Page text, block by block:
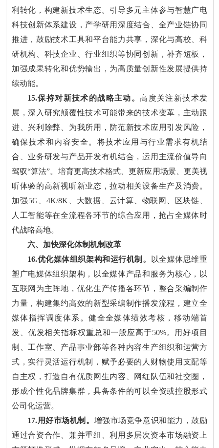
利转化，构建新技术生态。引导多元主体参与智慧广电
科技创新体系建设，产学研用深度结合、全产业链协同
推进，鼓励技术工具和平台能力共享，深化与高校、科
研机构、科技企业、行业组织等协同创新，补齐短板，
加强成果转化和优势输出，为高质量创新性发展提供持
续动能。
15.保持对新技术的战略主动。高度关注新技术发
展，深入研究颠覆性技术可能带来的技术变革，主动跟
进、兴利除弊、为我所用，防范新技术应用引发风险，
确保技术和内容安全。将技术应用与行业需求有机结
合、业务研发与产品开发有机结合，运用主流价值导向
驾驭“算法”。培育更高技术格式、更新应用场景、更美视
听体验的高新视听新业态，拉动相关设备生产及消费。
加强5G、4K/8K、大数据、云计算、物联网、区块链、
人工智能等在全流程各环节的综合应用，抢占全媒体时
代战略高地。
六、加快深化体制机制改革
16.优化媒体组织架构和运行机制。
以全媒体思维重
塑广电媒体组织架构，以全媒体产品和服务为核心，以
互联网为主阵地，优化生产传播各环节，整合采编制作
力量，构建集约高效的新型采编制作播发流程，建立全
媒体指挥调度体系。健全全媒体绩效考核，移动端首
发、优发相关指标权重总和一般应高于50%。用好项目
制、工作室、产品事业部等各种内容生产组织和运营方
式，实行灵活运行机制，赋予必要的人财物使用支配等
自主权，打造自有优质网生内容、网红队伍和社交圈，
形成个性化品牌集群，具备条件的可以全资或控股形式
公司化运营。
17.用好市场机制。 增强市场竞争意识和能力，鼓励
通过合资合作、兼并重组、利用多层次资本市场融资上